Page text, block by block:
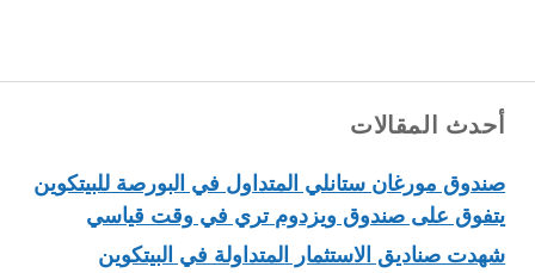
أحدث المقالات
صندوق مورغان ستانلي المتداول في البورصة للبيتكوين
يتفوق على صندوق ويزدوم تري في وقت قياسي
شهدت صناديق الاستثمار المتداولة في البيتكوين